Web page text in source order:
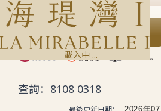
載入中 ...
最後更新日期：
進入
查詢： 8108 0318